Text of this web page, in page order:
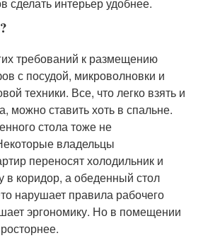
сделать интерьер удобнее.
требований к размещению
с посудой, микроволновки и
техники. Все, что легко взять и
можно ставить хоть в спальне.
стола тоже не
владельцы
переносят холодильник и
в коридор, а обеденный стол
нарушает правила рабочего
эргономику. Но в помещении